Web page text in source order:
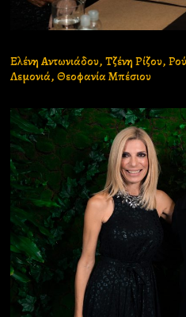
Ελένη Αντωνιάδου, Τζένη Ρίζου,
Λεμονιά, Θεοφανία Μπέσιου